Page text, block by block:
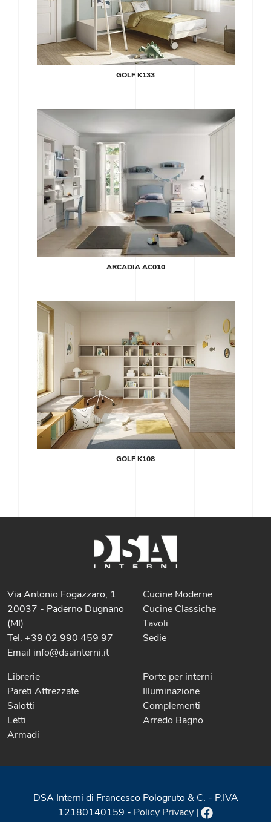
GOLF K133
ARCADIA AC010
GOLF K108
Via Antonio Fogazzaro, 1
20037 - Paderno Dugnano
(MI)
Tel. +39 02 990 459 97
Email info@dsainterni.it
Cucine Moderne
Cucine Classiche
Tavoli
Sedie
Librerie
Pareti Attrezzate
Salotti
Letti
Armadi
Porte per interni
Illuminazione
Complementi
Arredo Bagno
DSA Interni di Francesco Pologruto & C. - P.IVA
12180140159 - Policy Privacy |